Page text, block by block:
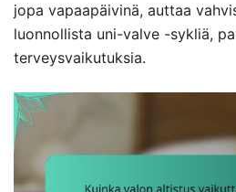
jopa vapaapäivinä, auttaa
luonnollista uni-valve -sykliä,
terveysvaikutuksia.